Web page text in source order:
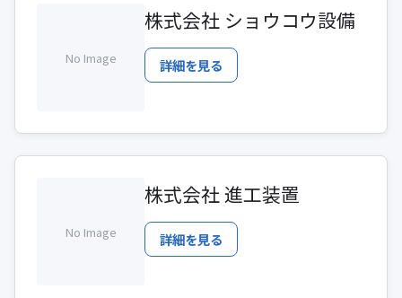
No Image
株式会社 ショウコウ設備
詳細を見る
No Image
株式会社 進工装置
詳細を見る